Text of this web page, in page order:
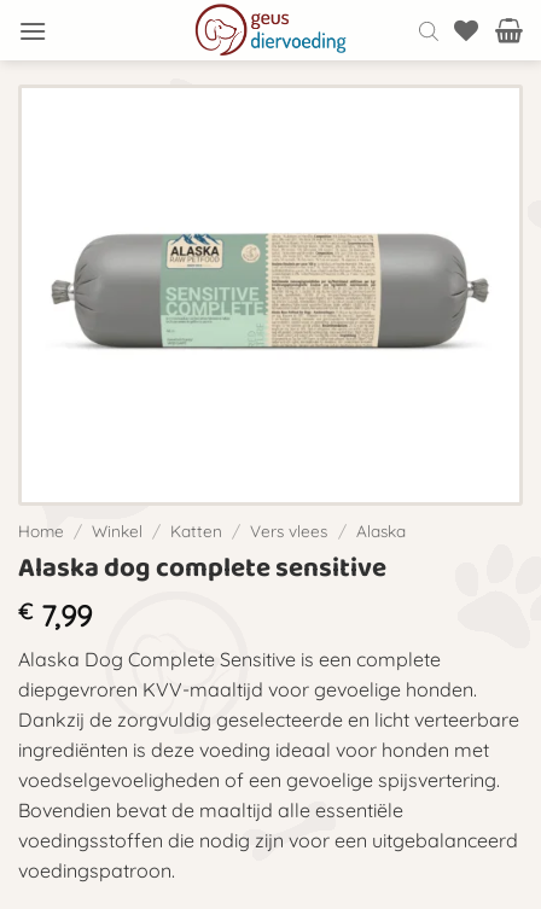
naar
Home / Winkel / Katten / Vers vlees / Alaska
Alaska dog complete sensitive
€7,99
Alaska Dog Complete Sensitive is een complete
diepgevroren KVV-maaltijd voor gevoelige honden.
Dankzij de zorgvuldig geselecteerde en licht verteerbare
ingrediënten is deze voeding ideaal voor honden met
voedselgevoeligheden of een gevoelige spijsvertering.
Bovendien bevat de maaltijd alle essentiële
voedingsstoffen die nodig zijn voor een uitgebalanceerd
voedingspatroon.